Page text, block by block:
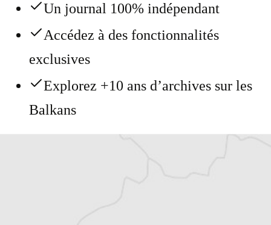
Un journal 100% indépendant
Accédez à des fonctionnalités
exclusives
Explorez +10 ans d’archives sur les
Balkans